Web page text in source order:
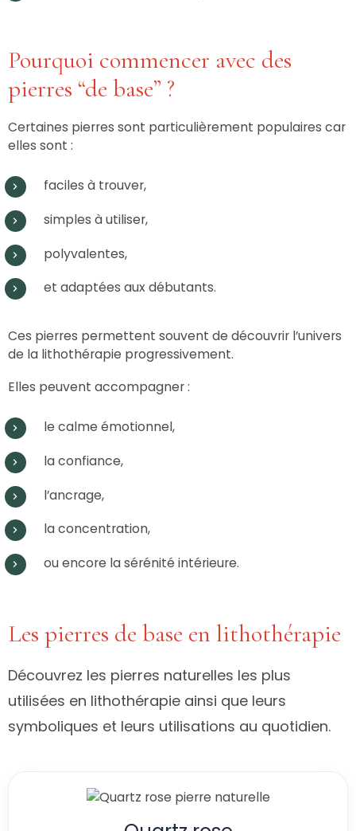
Pourquoi commencer avec des
pierres “de base” ?
Certaines pierres sont particulièrement populaires car
elles sont :
faciles à trouver,
simples à utiliser,
polyvalentes,
et adaptées aux débutants.
Ces pierres permettent souvent de découvrir l’univers
de la lithothérapie progressivement.
Elles peuvent accompagner :
le calme émotionnel,
la confiance,
l’ancrage,
la concentration,
ou encore la sérénité intérieure.
Les pierres de base en lithothérapie
Découvrez les pierres naturelles les plus
utilisées en lithothérapie ainsi que leurs
symboliques et leurs utilisations au quotidien.